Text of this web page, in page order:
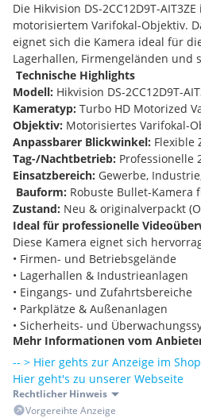
Die Hikvision DS-2CC12D9T-
motorisiertem Varifokal-Objektiv.
eignet sich die Kamera ideal für
Lagerhallen, Firmengeländen und
Technische Highlights
Modell: Hikvision DS-2CC12D9T-
Kameratyp: Turbo HD Motorized
Objektiv: Motorisiertes Varifokal-
Anpassbarer Blickwinkel: Flexible
Tag-/Nachtbetrieb: Professionelle
Einsatzbereich: Gewerbe,
Bauform: Robuste Bullet-Kamera
Zustand: Neu & originalverpackt
Ideal für professionelle
Diese Kamera eignet sich
• Firmen- und Betriebsgelände
• Lagerhallen & Industrieanlagen
• Eingangs- und Zufahrtsbereiche
• Parkplätze & Außenanlagen
• Sicherheits- und
Lieferumfang
• Hikvision DS-2CC12D9T-AIT3ZE
• Originalverpackung (OVP)
• Originales Zubehör
Zustand
Mehr Informationen vom
-- > Hier gehts zur Anzeige im Shop
Hier geht's zu unserer Webseite
Rechtlicher Hinweis
Vorgereihte Anzeige